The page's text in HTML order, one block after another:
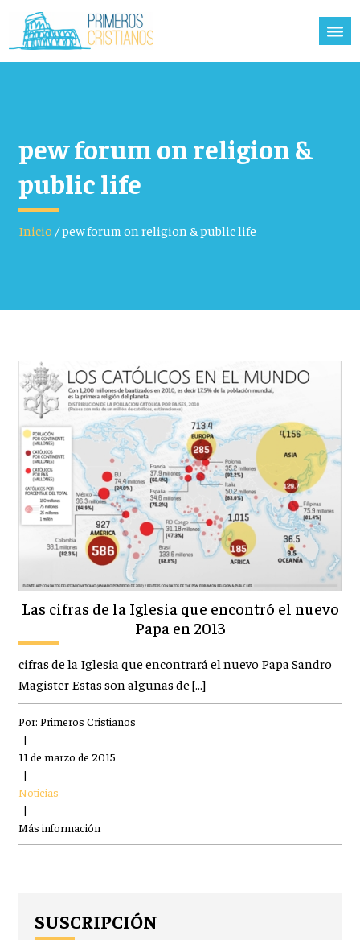
pew forum on religion &
public life
Inicio /pew forum on religion & public life
Las cifras de la Iglesia que encontró el nuevo
Papa en 2013
cifras de la Iglesia que encontrará el nuevo Papa Sandro
Magister Estas son algunas de […]
Por: Primeros Cristianos
|
11 de marzo de 2015
|
Noticias
|
Más información
SUSCRIPCIÓN